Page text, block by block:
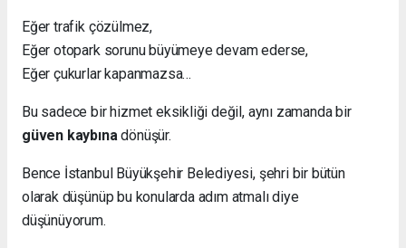
Eğer trafik çözülmez,
Eğer otopark sorunu büyümeye devam ederse,
Eğer çukurlar kapanmazsa…
Bu sadece bir hizmet eksikliği değil, aynı zamanda bir
güven kaybınadönüşür.
Bence İstanbul Büyükşehir Belediyesi, şehri bir bütün
olarak düşünüp bu konularda adım atmalı diye
düşünüyorum.